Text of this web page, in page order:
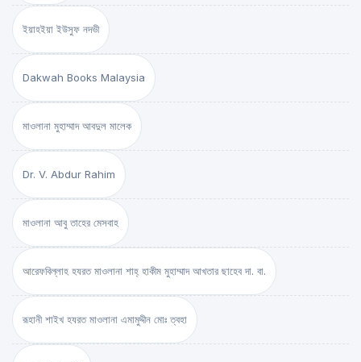
ইয়াহইয়া ইউসুফ নদভী
Dakwah Books Malaysia
মাওলানা মুহাম্মাদ আবদুল মালেক
Dr. V. Abdur Rahim
মাওলানা আবু তাহের মেসবাহ
আরেফবিল্লাহ হযরত মাওলানা শাহ্ হাকীম মুহাম্মাদ আখতার ছাহেব দা. বা.
রূহানী শাইখ হযরত মাওলানা এমামুদ্দীন মোঃ ত্বহা